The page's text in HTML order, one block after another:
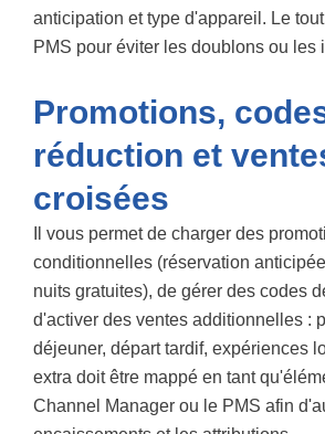
anticipation et type d'appareil. Le
PMS pour éviter les doublons ou les
Promotions,
réduction et
croisées
Il vous permet de charger des
conditionnelles (réservation
nuits gratuites), de gérer des codes
d'activer des ventes additionnelles :
déjeuner, départ tardif, expériences
extra doit être mappé en tant
Channel Manager ou le PMS afin